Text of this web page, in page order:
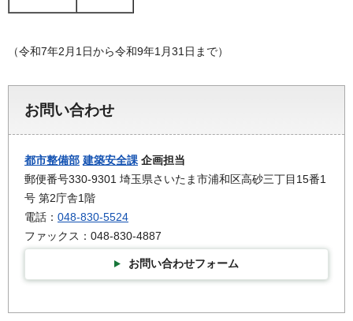
（令和7年2月1日から令和9年1月31日まで）
お問い合わせ
都市整備部 建築安全課 企画担当
郵便番号330-9301 埼玉県さいたま市浦和区高砂三丁目15番1
号 第2庁舎1階
電話： 048-830-5524
ファックス：048-830-4887
お問い合わせフォーム